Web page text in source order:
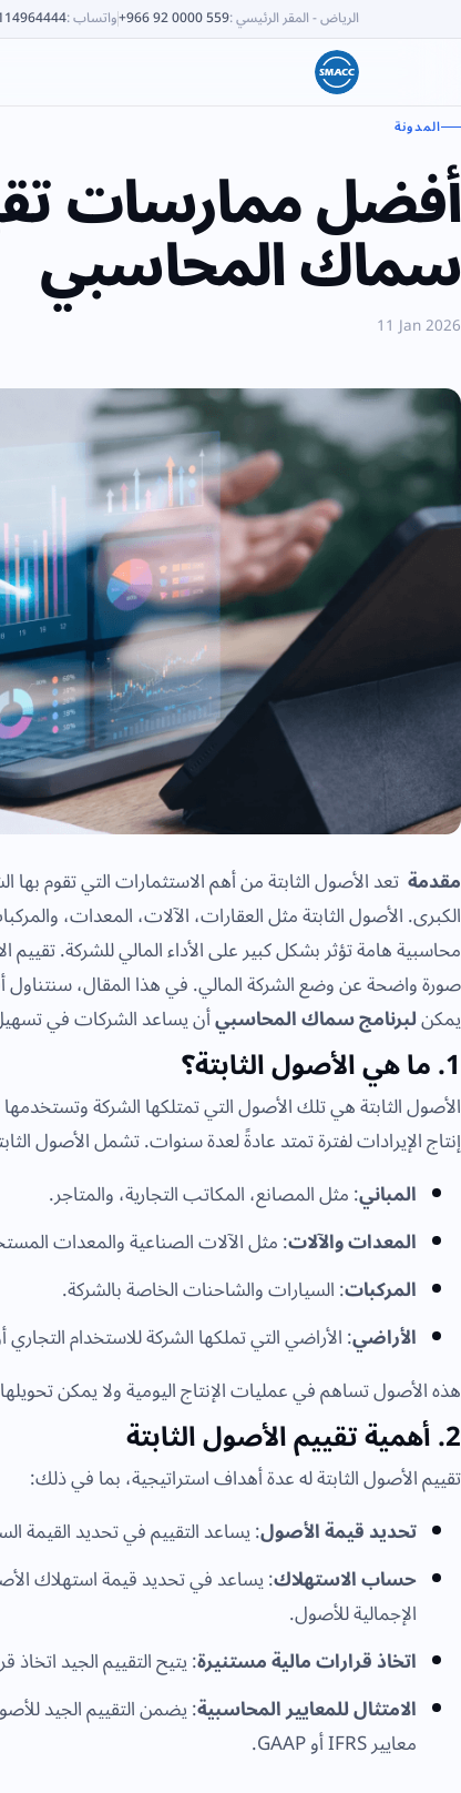
الرياض - المقر الرئيسي:
+966 92 0000 559واتساب:
المدونة
أفضل ممارسات
سماك المحاسبي
11 Jan 2026
مقدمة تعد الأصول الثابتة من أهم الاستثمارات التي تقوم
الكبرى. الأصول الثابتة مثل العقارات، الآلات، المعدات،
محاسبية هامة تؤثر بشكل كبير على الأداء المالي للشركة.
صورة واضحة عن وضع الشركة المالي. في هذا المقال، سنتناول
يمكنلبرنامج سماك المحاسبيأن يساعد الشركات في
1. ما هي الأصول الثابتة؟
الأصول الثابتة هي تلك الأصول التي تمتلكها الشركة
إنتاج الإيرادات لفترة تمتد عادةً لعدة سنوات. تشمل الأصول
المباني: مثل المصانع، المكاتب التجارية، والمتاجر.
المعدات والآلات: مثل الآلات الصناعية والمعدات
المركبات: السيارات والشاحنات الخاصة بالشركة.
الأراضي: الأراضي التي تملكها الشركة للاستخدام التجاري
هذه الأصول تساهم في عمليات الإنتاج اليومية ولا يمكن
2. أهمية تقييم الأصول الثابتة
تقييم الأصول الثابتة له عدة أهداف استراتيجية، بما في ذلك:
تحديد قيمة الأصول: يساعد التقييم في تحديد القيمة
حساب الاستهلاك: يساعد في تحديد قيمة استهلاك
الإجمالية للأصول.
اتخاذ قرارات مالية مستنيرة: يتيح التقييم الجيد
الامتثال للمعايير المحاسبية: يضمن التقييم الجيد
معايير IFRS أو GAAP.